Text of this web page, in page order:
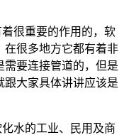
很重要的作用的，软
在很多地方它都有着非
需要连接管道的，但是
大家具体讲讲应该是
水的工业、民用及商